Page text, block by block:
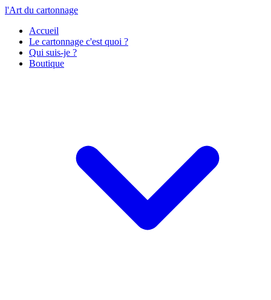
l'Art du cartonnage
Accueil
Le cartonnage c'est quoi ?
Qui suis-je ?
Boutique